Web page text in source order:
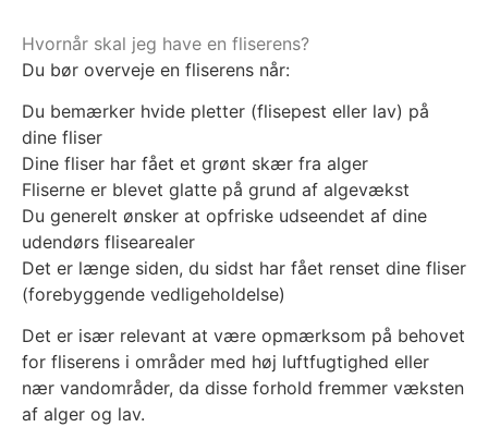
Hvornår skal jeg have en fliserens?
Du bør overveje en fliserens når:
Du bemærker hvide pletter (flisepest eller lav) på
dine fliser
Dine fliser har fået et grønt skær fra alger
Fliserne er blevet glatte på grund af algevækst
Du generelt ønsker at opfriske udseendet af dine
udendørs flisearealer
Det er længe siden, du sidst har fået renset dine fliser
(forebyggende vedligeholdelse)
Det er især relevant at være opmærksom på behovet
for fliserens i områder med høj luftfugtighed eller
nær vandområder, da disse forhold fremmer væksten
af alger og lav.